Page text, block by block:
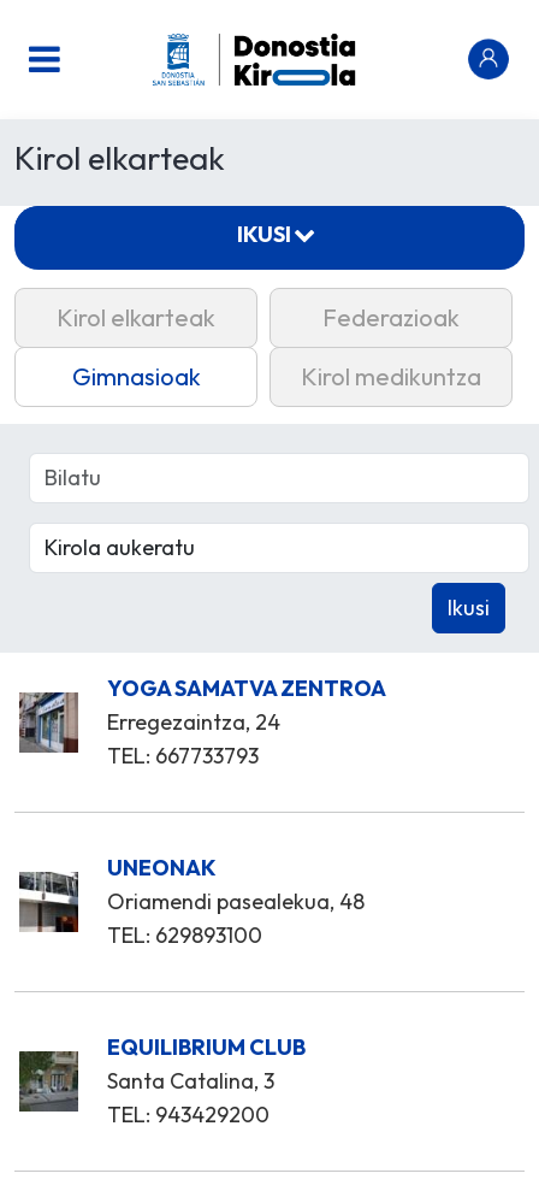
Kirol elkarteak
Kirol elkarteak
Federazioak
Gimnasioak
Kirol medikuntza
YOGA SAMATVA ZENTROA
Erregezaintza, 24
TEL: 667733793
UNEONAK
Oriamendi pasealekua, 48
TEL: 629893100
EQUILIBRIUM CLUB
Santa Catalina, 3
TEL: 943429200
IKUSI